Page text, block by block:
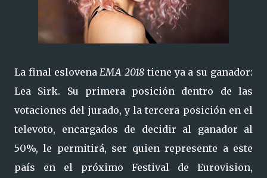
La final eslovenaEMA 2018 tiene ya a su ganador:
Lea Sirk. Su primera posición dentro de las
votaciones del jurado, y la tercera posición en el
televoto, encargados de decidir al ganador al
50%, le permitirá, ser quien represente a este
país en el próximo Festival de Eurovision,